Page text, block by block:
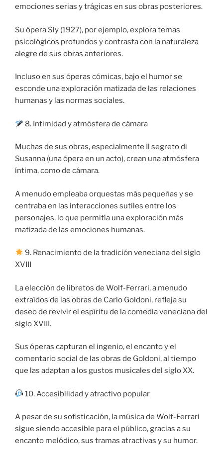
emociones serias y trágicas en sus obras posteriores.
Su ópera Sly (1927), por ejemplo, explora temas
psicológicos profundos y contrasta con la naturaleza
alegre de sus obras anteriores.
Incluso en sus óperas cómicas, bajo el humor se
esconde una exploración matizada de las relaciones
humanas y las normas sociales.
8. Intimidad y atmósfera de cámara
Muchas de sus obras, especialmente Il segreto di
Susanna (una ópera en un acto), crean una atmósfera
íntima, como de cámara.
A menudo empleaba orquestas más pequeñas y se
centraba en las interacciones sutiles entre los
personajes, lo que permitía una exploración más
matizada de las emociones humanas.
9. Renacimiento de la tradición veneciana del siglo
XVIII
La elección de libretos de Wolf-Ferrari, a menudo
extraídos de las obras de Carlo Goldoni, refleja su
deseo de revivir el espíritu de la comedia veneciana del
siglo XVIII.
Sus óperas capturan el ingenio, el encanto y el
comentario social de las obras de Goldoni, al tiempo
que las adaptan a los gustos musicales del siglo XX.
10. Accesibilidad y atractivo popular
A pesar de su sofisticación, la música de Wolf-Ferrari
sigue siendo accesible para el público, gracias a su
encanto melódico, sus tramas atractivas y su humor.